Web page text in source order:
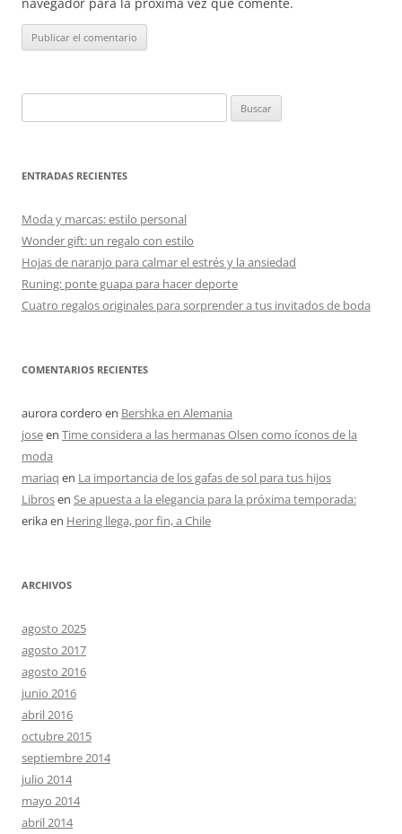
ENTRADAS RECIENTES
Moda y marcas: estilo personal
Wonder gift: un regalo con estilo
Hojas de naranjo para calmar el estrés y la ansiedad
Runing: ponte guapa para hacer deporte
Cuatro regalos originales para sorprender a tus invitados de boda
COMENTARIOS RECIENTES
aurora cordero en Bershka en Alemania
joseen Time considera a las hermanas Olsen como íconos de la
moda
mariaq en La importancia de los gafas de sol para tus hijos
Librosen Se apuesta a la elegancia para la próxima temporada:
erikaen Hering llega, por fin, a Chile
ARCHIVOS
agosto 2025
agosto 2017
agosto 2016
junio 2016
abril 2016
octubre 2015
septiembre 2014
julio 2014
mayo 2014
abril 2014